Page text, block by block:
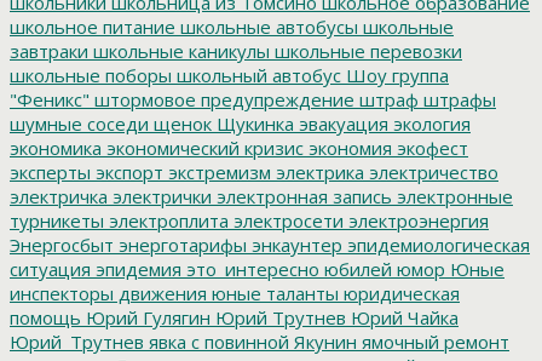
школьное питание школьные автобусы школьные
завтраки школьные каникулы школьные перевозки
школьные поборы школьный автобус Шоу группа
"Феникс" штормовое предупреждение штраф штрафы
шумные соседи щенок Щукинка эвакуация экология
экономика экономический кризис экономия экофест
эксперты экспорт экстремизм электрика электричество
электричка электрички электронная запись электронные
турникеты электроплита электросети электроэнергия
Энергосбыт энерготарифы энкаунтер эпидемиологическая
ситуация эпидемия это_интересно юбилей юмор Юные
инспекторы движения юные таланты юридическая
помощь Юрий Гулягин Юрий Трутнев Юрий Чайка
Юрий_Трутнев явка с повинной Якунин ямочный ремонт